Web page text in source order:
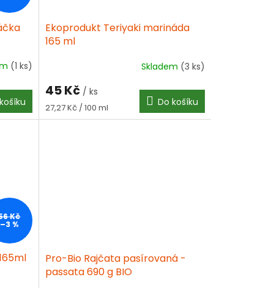
(1 ks)
Ekoprodukt Teriyaki marináda
165 ml
Skladem (3 ks)
45 Kč / ks
Měrná
cena:
27,27 Kč / 100 ml Do košíku
Kč
–3 %
Pro-Bio Rajčata pasírovaná -
passata 690 g BIO